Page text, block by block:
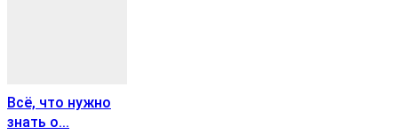
Всё, что нужно
знать о...